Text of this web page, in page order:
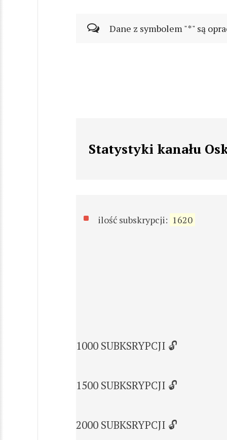
Dane z symbolem "*" są
Statystyki kanału
ilość subskrypcji: 1620
1000 SUBKSRYPCJI 🔓
1500 SUBKSRYPCJI 🔓
2000 SUBKSRYPCJI 🔓